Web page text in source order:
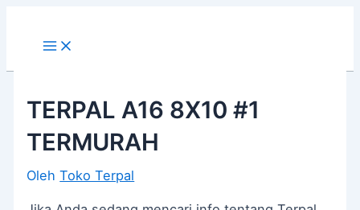
konten
TERPAL A16 8X10 #1
TERMURAH
OlehToko Terpal